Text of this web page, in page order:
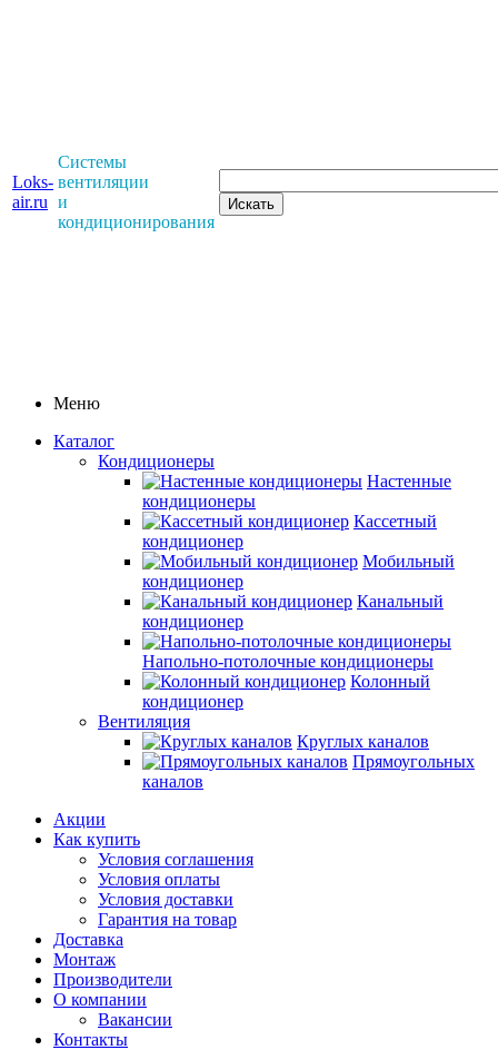
Loks-
air.ru
Системы
вентиляции
и
кондиционирования
Меню
Каталог
Кондиционеры
Настенные
кондиционеры
Кассетный
кондиционер
Мобильный
кондиционер
Канальный
кондиционер
Напольно-потолочные кондиционеры
Колонный
кондиционер
Вентиляция
Круглых каналов
Прямоугольных
каналов
Акции
Как купить
Условия соглашения
Условия оплаты
Условия доставки
Гарантия на товар
Доставка
Монтаж
Производители
О компании
Вакансии
Контакты